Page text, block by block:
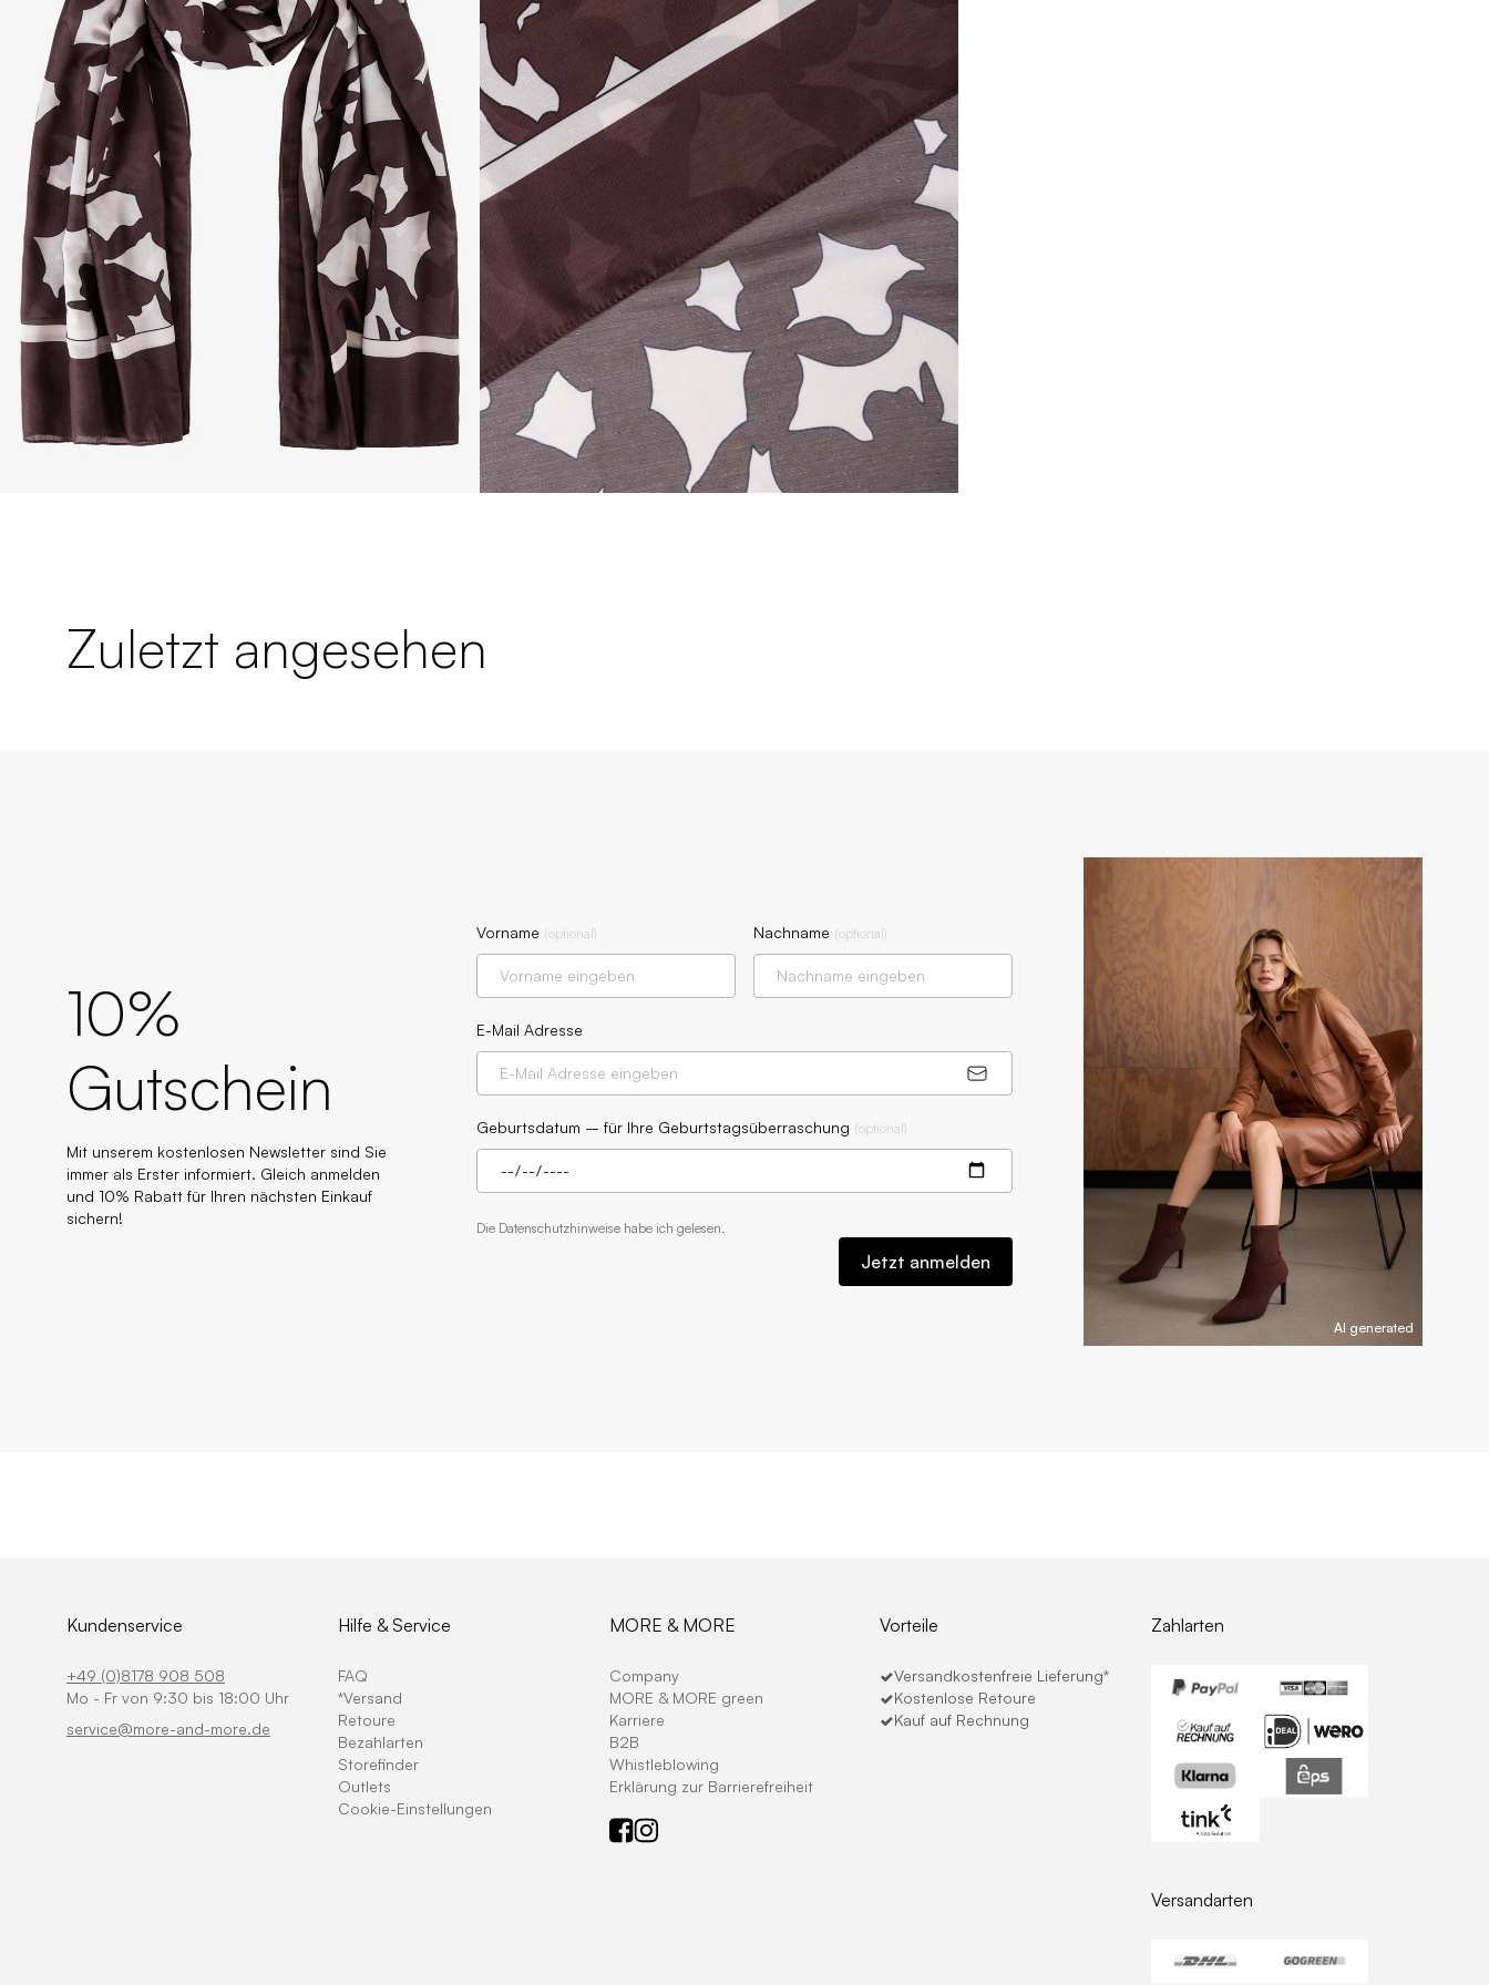
Zuletzt angesehen
10%
Gutschein
Mit unserem kostenlosen Newsletter sind Sie
immer als Erster informiert. Gleich anmelden
und 10% Rabatt für Ihren nächsten Einkauf
sichern!
Vorname (optional) Nachname (optional)
E-Mail Adresse
Geburtsdatum – für Ihre Geburtstagsüberraschung (optional)
Die Datenschutzhinweise habe ich gelesen.
Jetzt anmelden
AI generated
Kundenservice
+49 (0)8178 908 508
Mo - Fr von 9:30 bis 18:00 Uhr
service@more-and-more.de
Hilfe & Service
FAQ
*Versand
Retoure
Bezahlarten
Storefinder
Outlets
Cookie-Einstellungen
MORE & MORE
Company
MORE & MORE green
Karriere
B2B
Whistleblowing
Erklärung zur Barrierefreiheit
Vorteile
Versandkostenfreie Lieferung*
Kostenlose Retoure
Kauf auf Rechnung
Zahlarten
Versandarten